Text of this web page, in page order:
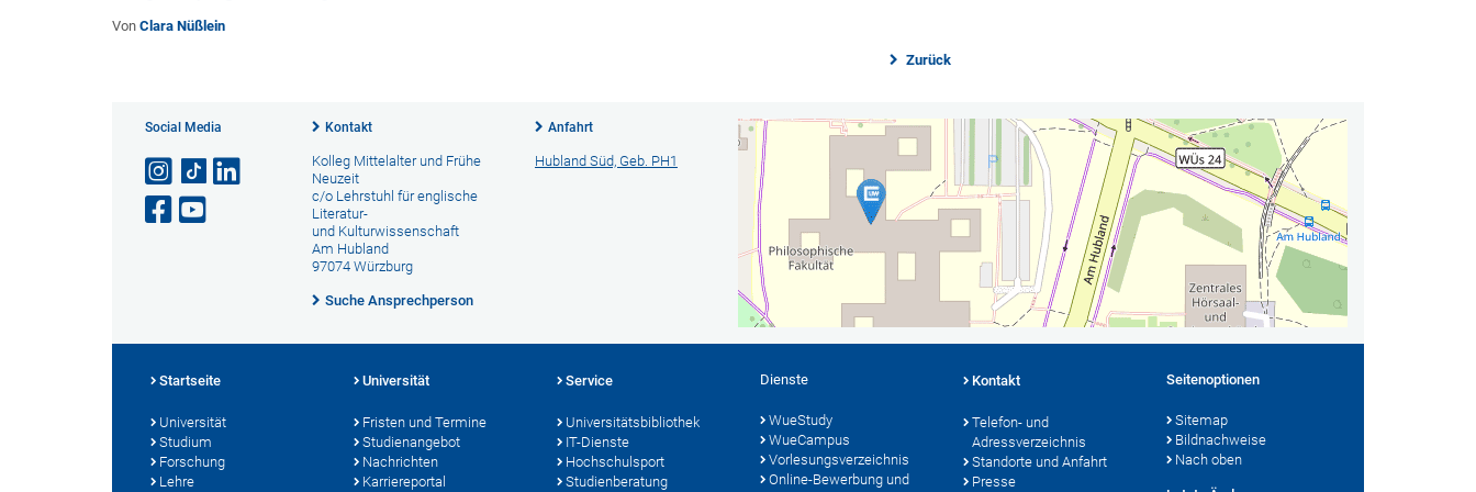
Von Clara Nüßlein
Zurück
Social Media Kontakt
Kolleg Mittelalter und Frühe
Neuzeit
c/o Lehrstuhl für englische
Literatur-
und Kulturwissenschaft
Am Hubland
97074 Würzburg
Suche Ansprechperson
Anfahrt
Hubland Süd, Geb. PH1
Startseite
Universität
Studium
Forschung
Lehre
Universität
Fristen und Termine
Studienangebot
Nachrichten
Karriereportal
Service
Universitätsbibliothek
IT-Dienste
Hochschulsport
Studienberatung
Dienste
WueStudy
WueCampus
Vorlesungsverzeichnis
Online-Bewerbung und
Kontakt
Telefon- und
Adressverzeichnis
Standorte und Anfahrt
Presse
Seitenoptionen
Sitemap
Bildnachweise
Nach oben